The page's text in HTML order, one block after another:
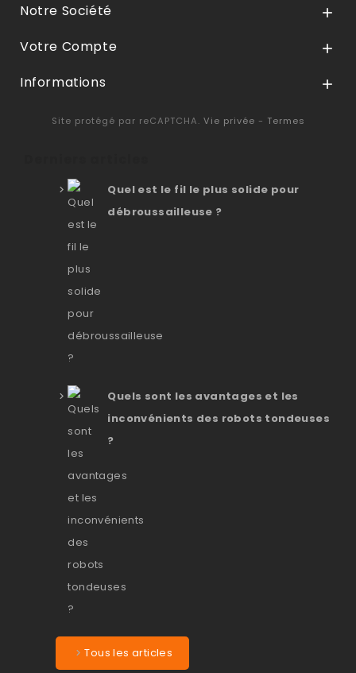
Notre Société 
Votre Compte 
Informations 
Site protégé par reCAPTCHA. Vie privée - Termes
Quel est le fil le plus solide pour
débroussailleuse ?
Quels sont les avantages et les
inconvénients des robots tondeuses
?
Tous les articles